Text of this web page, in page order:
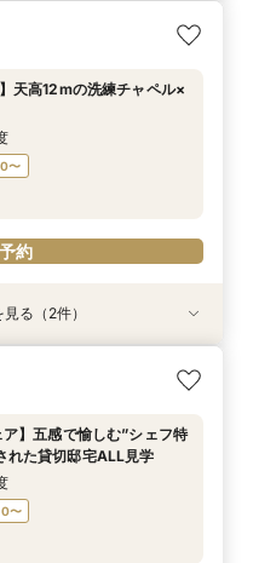
無料】洗練＆シンプル貸切
約
付】アットホームな少人
約
天高12mの洗練チャペル×
〜
約
付】アットホームな少人
〜
約
感で愉しむ”美食体験＆貸切
〜
約
る（2件）
ア】五感で愉しむ”シェフ特
れた貸切邸宅ALL見学
〜